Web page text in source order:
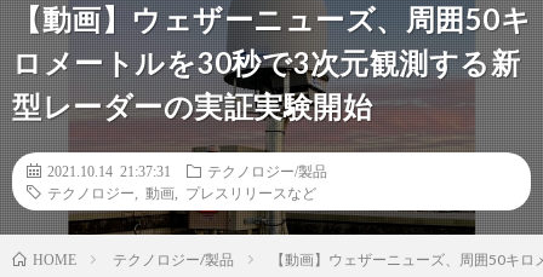
【動画】ウェザーニューズ、周囲50キ
ロメートルを30秒で3次元観測する新
型レーダーの実証実験開始
2021.10.14 21:37:31
テクノロジー/製品
テクノロジー
動画 プレスリリースなど
HOME テクノロジー/製品 【動画】ウェザーニューズ、周囲50キ